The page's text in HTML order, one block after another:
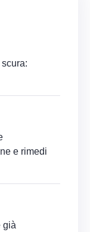
e rimedi
già